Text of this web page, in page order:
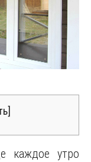
]
каждое утро